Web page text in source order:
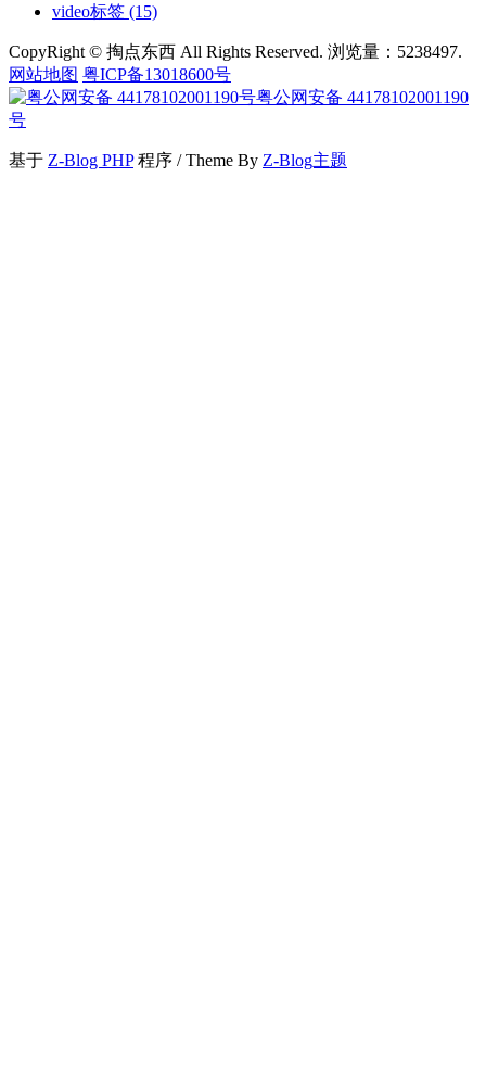
video标签 (15)
CopyRight © 掏点东西 All Rights Reserved. 浏览量：5238497.
网站地图 粤ICP备13018600号
粤公网安备 44178102001190
号
基于 Z-Blog PHP程序 / Theme By Z-Blog主题